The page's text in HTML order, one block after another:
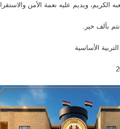
الكريم، ويديم عليه نعمة الأمن والاستقرار
بألف خير.
الأساسية